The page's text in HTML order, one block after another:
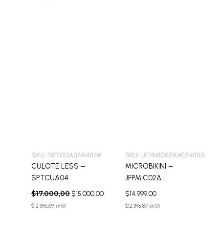
SKU: SPTCUA04A#04#
CULOTE LESS –
SPTCUA04
$17.000,00 $15.000,00
$12.396,69 sin IVA
SKU: JFPMIC02A#02#000
MICROBIKINI –
JFPMIC02A
$14.999,00
$12.395,87 sin IVA